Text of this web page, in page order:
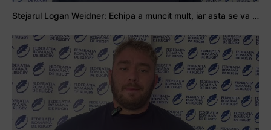
Stejarul Logan Weidner: Echipa a muncit mult, iar asta se va vedea în meciurile de la Nations Cup